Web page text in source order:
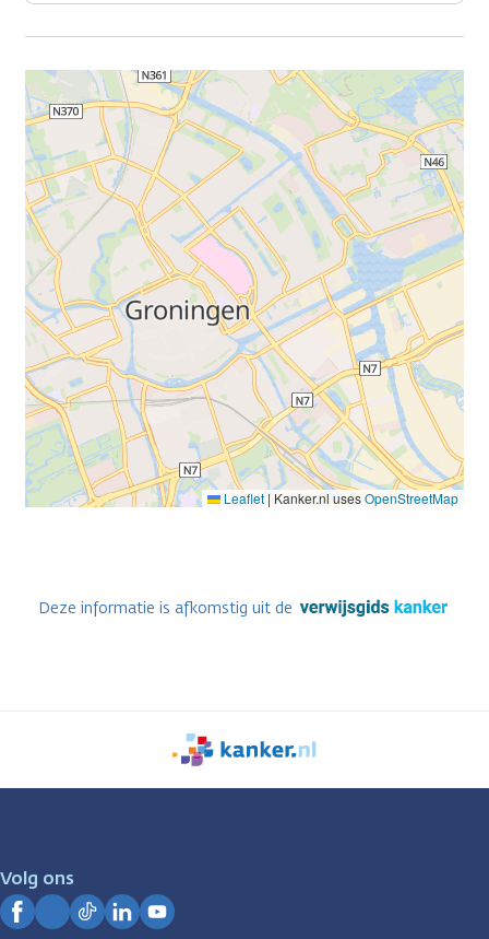
Leaflet | Kanker.nl usesOpenStreetMap
Deze informatie is afkomstig uit de
We
zijn
Volg ons